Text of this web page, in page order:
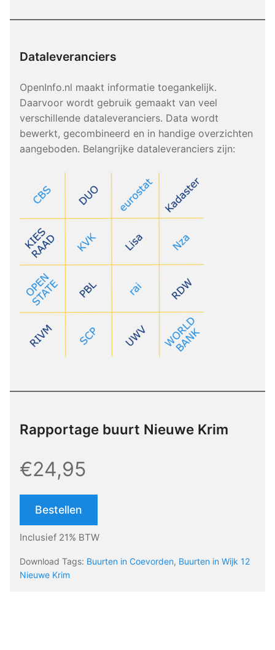
Dataleveranciers
OpenInfo.nl maakt informatie toegankelijk.
Daarvoor wordt gebruik gemaakt van veel
verschillende dataleveranciers. Data wordt
bewerkt, gecombineerd en in handige overzichten
aangeboden. Belangrijke dataleveranciers zijn:
Rapportage buurt Nieuwe Krim
€24,95
Bestellen
Inclusief 21% BTW
Download Tags: Buurten in Coevorden, Buurten in Wijk 12
Nieuwe Krim